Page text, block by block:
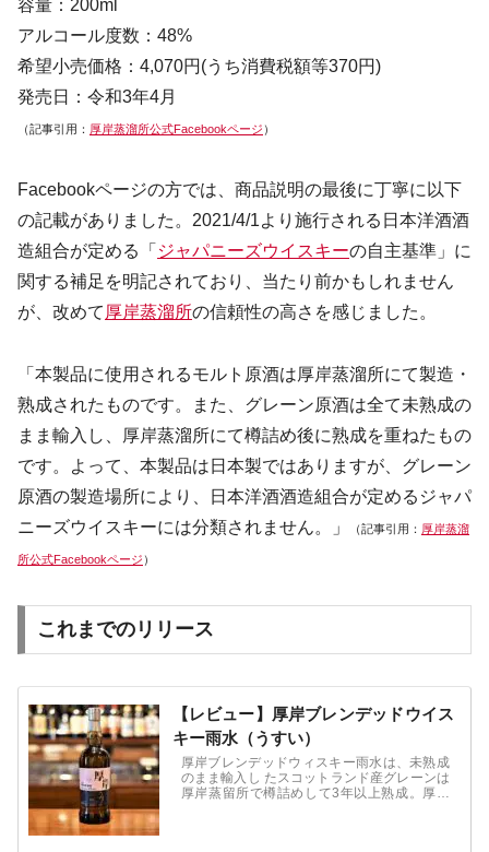
容量：200ml
アルコール度数：48%
希望小売価格：4,070円(うち消費税額等370円)
発売日：令和3年4月
（記事引用： 厚岸蒸溜所公式Facebookページ ）
Facebookページの方では、商品説明の最後に丁寧に以下
の記載がありました。2021/4/1より施行される日本洋酒酒
造組合が定める「 ジャパニーズウイスキーの自主基準」に
関する補足を明記されており、当たり前かもしれません
が、改めて 厚岸蒸溜所の信頼性の高さを感じました。
「本製品に使用されるモルト原酒は厚岸蒸溜所にて製造・
熟成されたものです。また、グレーン原酒は全て未熟成の
まま輸入し、厚岸蒸溜所にて樽詰め後に熟成を重ねたもの
です。よって、本製品は日本製ではありますが、グレーン
原酒の製造場所により、日本洋酒酒造組合が定めるジャパ
ニーズウイスキーには分類されません。」
（記事引用： 厚岸蒸溜
所公式Facebookページ ）
これまでのリリース
【レビュー】厚岸ブレンデッドウイス
キー雨水（うすい）
厚岸ブレンデッドウィスキー雨水は、未熟成
のまま輸入し たスコットランド産グレーンは
厚岸蒸留所で樽詰めして3年以上熟成。厚岸